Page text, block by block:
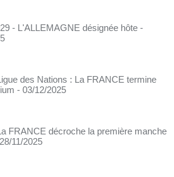
- L'ALLEMAGNE désignée hôte -
des Nations : La FRANCE termine
- 03/12/2025
FRANCE décroche la première manche
11/2025